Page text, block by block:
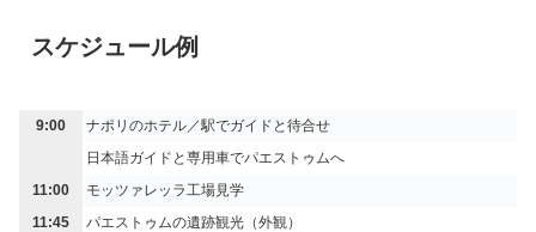
スケジュール例
9:00
ナポリのホテル／駅でガイドと待合せ
日本語ガイドと専用車でパエストゥムへ
11:00
モッツァレッラ工場見学
11:45
パエストゥムの遺跡観光（外観）